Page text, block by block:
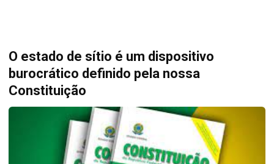
O estado de sítio é um dispositivo
burocrático definido pela nossa
Constituição